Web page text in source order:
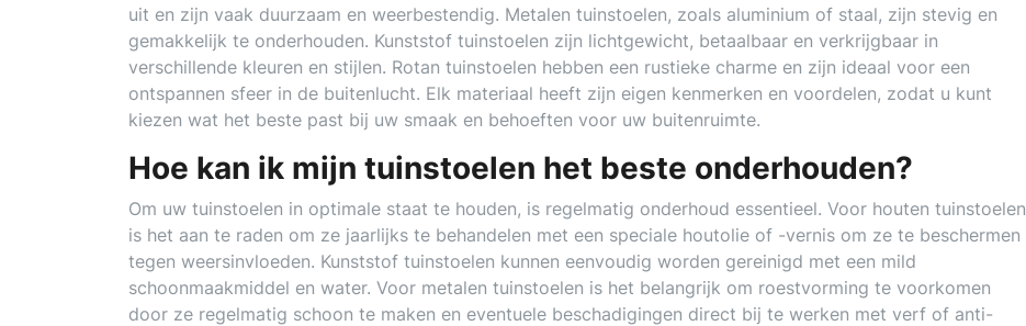
uit en zijn vaak duurzaam en weerbestendig. Metalen tuinstoelen, zoals aluminium of staal, zijn stevig en
gemakkelijk te onderhouden. Kunststof tuinstoelen zijn lichtgewicht, betaalbaar en verkrijgbaar in
verschillende kleuren en stijlen. Rotan tuinstoelen hebben een rustieke charme en zijn ideaal voor een
ontspannen sfeer in de buitenlucht. Elk materiaal heeft zijn eigen kenmerken en voordelen, zodat u kunt
kiezen wat het beste past bij uw smaak en behoeften voor uw buitenruimte.
Hoe kan ik mijn tuinstoelen het beste onderhouden?
Om uw tuinstoelen in optimale staat te houden, is regelmatig onderhoud essentieel. Voor houten tuinstoelen
is het aan te raden om ze jaarlijks te behandelen met een speciale houtolie of -vernis om ze te beschermen
tegen weersinvloeden. Kunststof tuinstoelen kunnen eenvoudig worden gereinigd met een mild
schoonmaakmiddel en water. Voor metalen tuinstoelen is het belangrijk om roestvorming te voorkomen
door ze regelmatig schoon te maken en eventuele beschadigingen direct bij te werken met verf of anti-